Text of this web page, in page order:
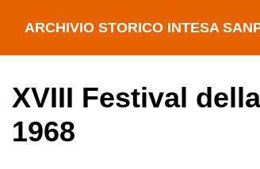
ARCHIVIO STORICO INTESA
XVIII Festival
1968